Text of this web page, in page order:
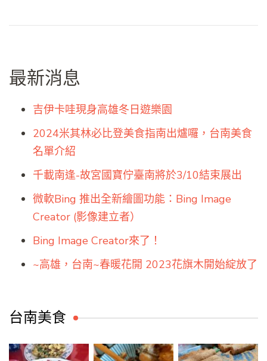
最新消息
吉伊卡哇現身高雄冬日遊樂園
2024米其林必比登美食指南出爐囉，台南美食
名單介紹
千載南逢-故宮國寶佇臺南將於3/10結束展出
微軟Bing 推出全新繪圖功能：Bing Image
Creator (影像建立者）
Bing Image Creator來了！
~高雄，台南~春暖花開 2023花旗木開始綻放了
台南美食